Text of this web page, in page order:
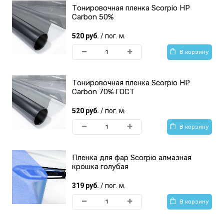
Тонировочная пленка Scorpio HP
Carbon 50%
520 руб. / пог. м.
В корзину
Тонировочная пленка Scorpio HP
Carbon 70% ГОСТ
520 руб. / пог. м.
В корзину
Пленка для фар Scorpio алмазная
крошка голубая
319 руб. / пог. м.
В корзину